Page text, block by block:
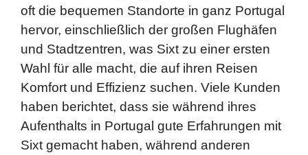
oft die bequemen Standorte in ganz Portugal
hervor, einschließlich der großen Flughäfen
und Stadtzentren, was Sixt zu einer ersten
Wahl für alle macht, die auf ihren Reisen
Komfort und Effizienz suchen. Viele Kunden
haben berichtet, dass sie während ihres
Aufenthalts in Portugal gute Erfahrungen mit
Sixt gemacht haben, während anderen